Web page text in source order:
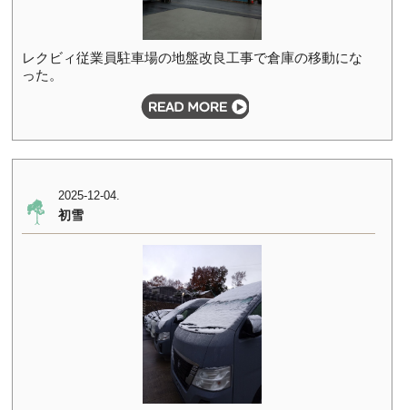
レクビィ従業員駐車場の地盤改良工事で倉庫の移動にな
った。
2025-12-04.
初雪